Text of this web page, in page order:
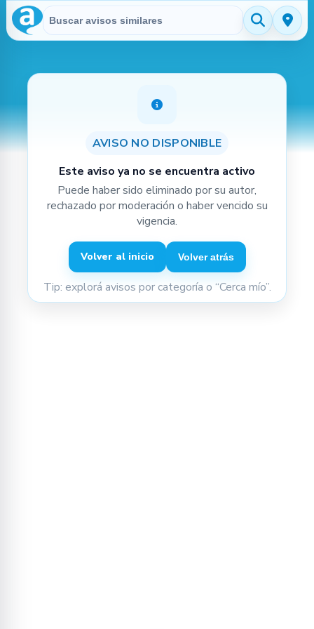
Buscar en Avisitos
AVISO NO DISPONIBLE
Este aviso ya no se encuentra activo
Puede haber sido eliminado por su autor,
rechazado por moderación o haber vencido su
vigencia.
Volver al inicio Volver atrás
Tip: explorá avisos por categoría o “Cerca mío”.